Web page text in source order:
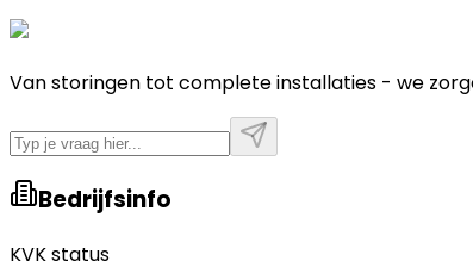
Van storingen tot complete installaties - we
Bedrijfsinfo
KVK status